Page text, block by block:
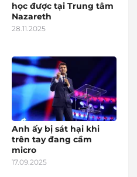
học được tại Trung tâm
Nazareth
28.11.2025
Anh ấy bị sát hại khi
trên tay đang cầm
micro
17.09.2025